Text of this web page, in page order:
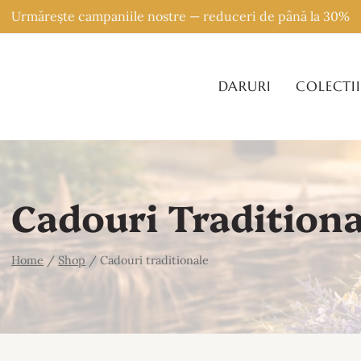
Skip
to
Urmărește campaniile nostre — reduceri de până la 30%
DARURI COLECTII
Cadouri
Home / Shop / Cadouri traditionale